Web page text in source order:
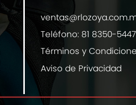
Teléfono: 81 8350-5447
Términos y
Aviso de Privacidad